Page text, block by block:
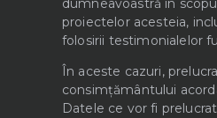
dumneavoastră în
proiectelor acesteia,
folosirii testimonialelor
În aceste cazuri,
consimțământului
Datele ce vor fi